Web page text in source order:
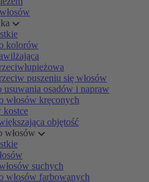
kolorów
puszeniu się włosów
usuwania osadów i napraw
włosów kręconych
objętość
włosów
suchych
włosów farbowanych